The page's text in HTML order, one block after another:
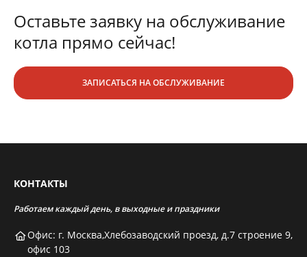
Оставьте заявку на обслуживание
котла прямо сейчас!
ЗАПИСАТЬСЯ НА ОБСЛУЖИВАНИЕ
КОНТАКТЫ
Работаем каждый день, в выходные и праздники
Офис: г. Москва,Хлебозаводский проезд, д.7 строение 9,
офис 103